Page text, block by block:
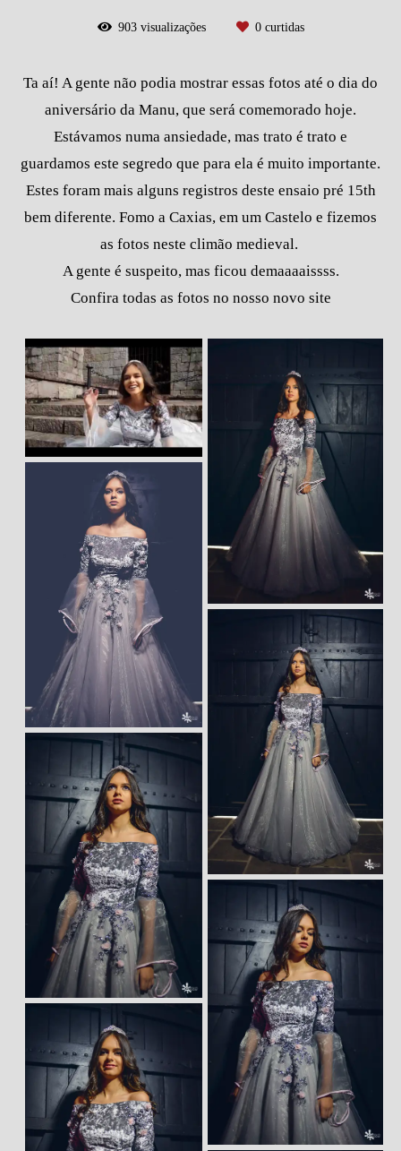
903visualizações 0curtidas
Ta aí! A gente não podia mostrar essas fotos até o dia do
aniversário da Manu, que será comemorado hoje.
Estávamos numa ansiedade, mas trato é trato e
guardamos este segredo que para ela é muito importante.
Estes foram mais alguns registros deste ensaio pré 15th
bem diferente. Fomo a Caxias, em um Castelo e fizemos
as fotos neste climão medieval.
A gente é suspeito, mas ficou demaaaaissss.
Confira todas as fotos no nosso novo site